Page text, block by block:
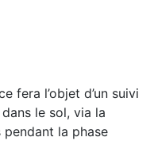
fera l’objet d’un suivi
le sol, via la
pendant la phase